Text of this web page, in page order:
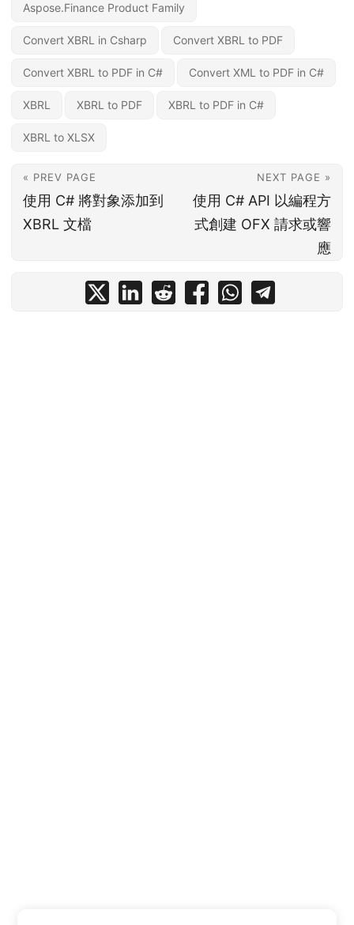
Aspose.Finance Product Family
Convert XBRL in Csharp Convert XBRL to PDF
Convert XBRL to PDF in C# Convert XML to PDF in C#
XBRL XBRL to PDF XBRL to PDF in C#
XBRL to XLSX
« PREV PAGE
使用 C# 將對象添加到
XBRL 文檔
NEXT PAGE »
使用 C# API 以編程方
式創建 OFX 請求或響
應